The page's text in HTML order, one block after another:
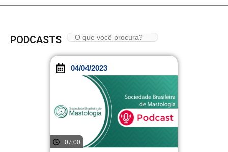
PODCASTS
04/04/2023
07:00